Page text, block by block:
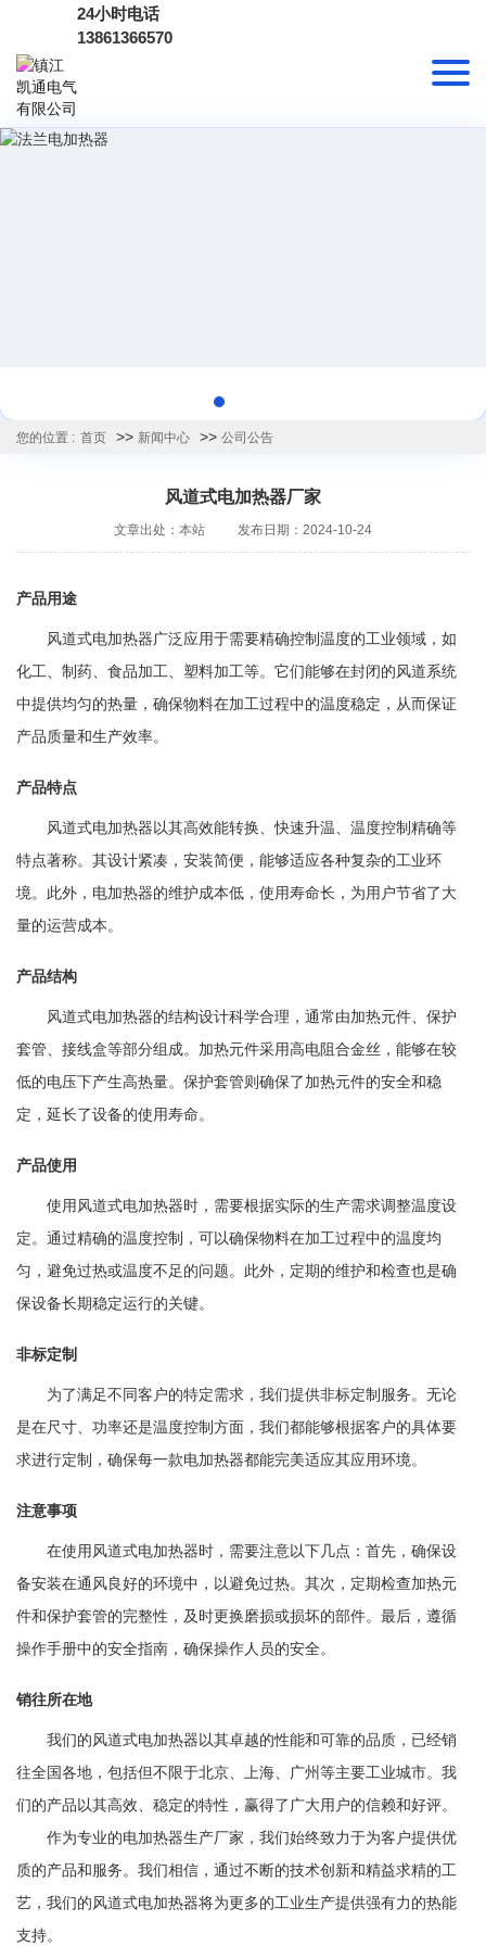
24小时电话
13861366570
您的位置 : 首页 >> 新闻中心 >> 公司公告
风道式电加热器厂家
文章出处：本站 发布日期：2024-10-24
产品用途
风道式电加热器广泛应用于需要精确控制温度的工业领域，如
化工、制药、食品加工、塑料加工等。它们能够在封闭的风道系统
中提供均匀的热量，确保物料在加工过程中的温度稳定，从而保证
产品质量和生产效率。
产品特点
风道式电加热器以其高效能转换、快速升温、温度控制精确等
特点著称。其设计紧凑，安装简便，能够适应各种复杂的工业环
境。此外，电加热器的维护成本低，使用寿命长，为用户节省了大
量的运营成本。
产品结构
风道式电加热器的结构设计科学合理，通常由加热元件、保护
套管、接线盒等部分组成。加热元件采用高电阻合金丝，能够在较
低的电压下产生高热量。保护套管则确保了加热元件的安全和稳
定，延长了设备的使用寿命。
产品使用
使用风道式电加热器时，需要根据实际的生产需求调整温度设
定。通过精确的温度控制，可以确保物料在加工过程中的温度均
匀，避免过热或温度不足的问题。此外，定期的维护和检查也是确
保设备长期稳定运行的关键。
非标定制
为了满足不同客户的特定需求，我们提供非标定制服务。无论
是在尺寸、功率还是温度控制方面，我们都能够根据客户的具体要
求进行定制，确保每一款电加热器都能完美适应其应用环境。
注意事项
在使用风道式电加热器时，需要注意以下几点：首先，确保设
备安装在通风良好的环境中，以避免过热。其次，定期检查加热元
件和保护套管的完整性，及时更换磨损或损坏的部件。最后，遵循
操作手册中的安全指南，确保操作人员的安全。
销往所在地
我们的风道式电加热器以其卓越的性能和可靠的品质，已经销
往全国各地，包括但不限于北京、上海、广州等主要工业城市。我
们的产品以其高效、稳定的特性，赢得了广大用户的信赖和好评。
作为专业的电加热器生产厂家，我们始终致力于为客户提供优
质的产品和服务。我们相信，通过不断的技术创新和精益求精的工
艺，我们的风道式电加热器将为更多的工业生产提供强有力的热能
支持。